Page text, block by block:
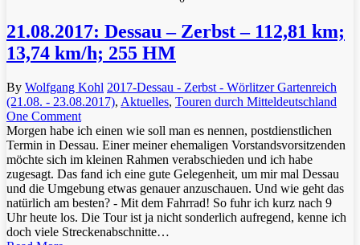
21.08.2017: Dessau – Zerbst – 112,81 km;
13,74 km/h; 255 HM
By Wolfgang Kohl 2017-Dessau - Zerbst - Wörlitzer Gartenreich
(21.08. - 23.08.2017), Aktuelles, Touren durch Mitteldeutschland
One Comment
Morgen habe ich einen wie soll man es nennen, postdienstlichen
Termin in Dessau. Einer meiner ehemaligen Vorstandsvorsitzenden
möchte sich im kleinen Rahmen verabschieden und ich habe
zugesagt. Das fand ich eine gute Gelegenheit, um mir mal Dessau
und die Umgebung etwas genauer anzuschauen. Und wie geht das
natürlich am besten? - Mit dem Fahrrad! So fuhr ich kurz nach 9
Uhr heute los. Die Tour ist ja nicht sonderlich aufregend, kenne ich
doch viele Streckenabschnitte…